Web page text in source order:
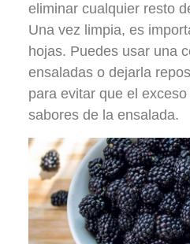
eliminar cualquier resto
Una vez limpia, es
hojas. Puedes usar una
ensaladas o dejarla
para evitar que el
sabores de la ensalada.